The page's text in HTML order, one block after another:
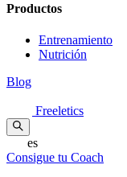
Productos
Entrenamiento
Nutrición
Blog
Freeletics
es
Consigue tu Coach